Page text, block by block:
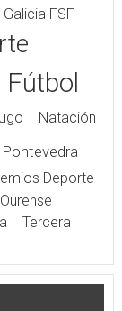
FSF
Fútbol
Natación
Pontevedra
Deporte
Tercera